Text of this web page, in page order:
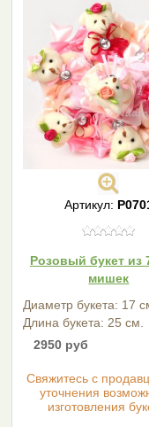
Артикул:
Розовый букет из
мишек
Диаметр букета: 17
Длина букета: 25 см.
2950 руб
Cвяжитесь с
уточнения
изготовления